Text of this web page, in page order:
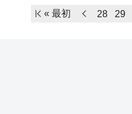
« 最初 28 29